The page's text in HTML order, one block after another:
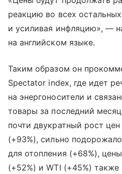
реакцию во всех
и усиливая инфляцию», —
на английском языке.
Таким образом он
Spectator index, где идет
на энергоносители и
товары за последний
почти двукратный рост
(+93%), сильно
для отопления (+68%),
(+52%) и WTI (+45%)